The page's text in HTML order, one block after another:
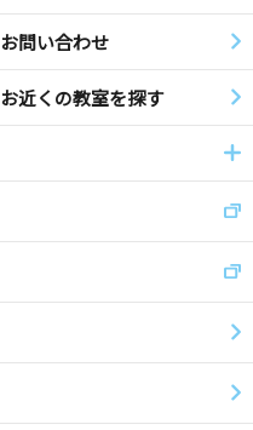
お問い合わせ
お近くの教室を探す